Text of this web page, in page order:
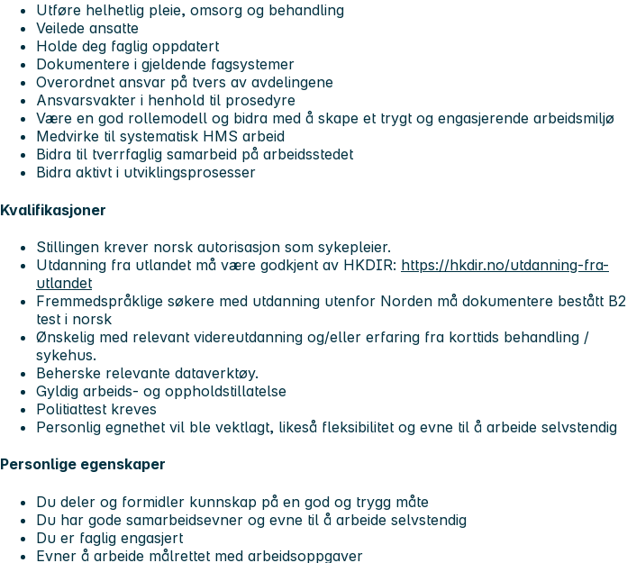
Utføre helhetlig pleie, omsorg og behandling
Veilede ansatte
Holde deg faglig oppdatert
Dokumentere i gjeldende fagsystemer
Overordnet ansvar på tvers av avdelingene
Ansvarsvakter i henhold til prosedyre
Være en god rollemodell og bidra med å skape et trygt og engasjerende arbeidsmiljø
Medvirke til systematisk HMS arbeid
Bidra til tverrfaglig samarbeid på arbeidsstedet
Bidra aktivt i utviklingsprosesser
Kvalifikasjoner
Stillingen krever norsk autorisasjon som sykepleier.
Utdanning fra utlandet må være godkjent av HKDIR: https://hkdir.no/utdanning-fra-
utlandet
Fremmedspråklige søkere med utdanning utenfor Norden må dokumentere bestått B2
test i norsk
Ønskelig med relevant videreutdanning og/eller erfaring fra korttids behandling /
sykehus.
Beherske relevante dataverktøy.
Gyldig arbeids- og oppholdstillatelse
Politiattest kreves
Personlig egnethet vil ble vektlagt, likeså fleksibilitet og evne til å arbeide selvstendig
Personlige egenskaper
Du deler og formidler kunnskap på en god og trygg måte
Du har gode samarbeidsevner og evne til å arbeide selvstendig
Du er faglig engasjert
Evner å arbeide målrettet med arbeidsoppgaver